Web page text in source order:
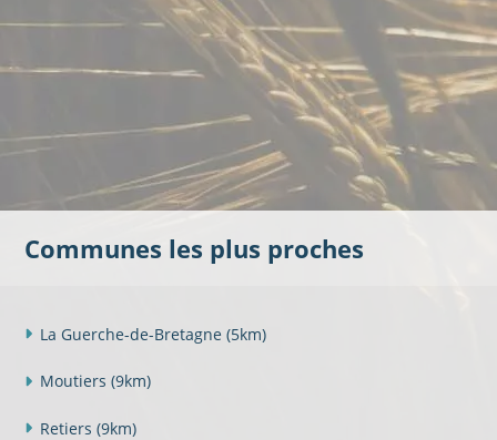
Communes les plus proches
La Guerche-de-Bretagne (5km)
Moutiers (9km)
Retiers (9km)